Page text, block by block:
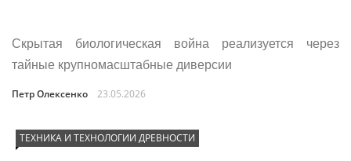
Скрытая биологическая война реализуется через
тайные крупномасштабные диверсии
Петр Олексенко 23.05.2026
ТЕХНИКА И ТЕХНОЛОГИИ ДРЕВНОСТИ